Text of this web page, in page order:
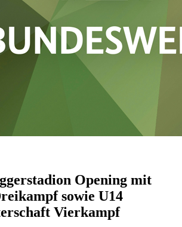
Opening mit
sowie U14
Vierkampf